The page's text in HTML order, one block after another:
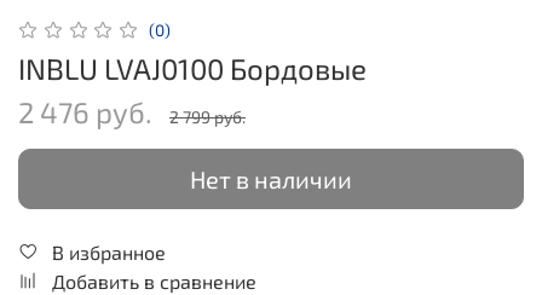
(0)
INBLU LVAJ0100 Бордовые
2 476 руб.
2 799 руб.
Нет в наличии
В избранное
Добавить в сравнение